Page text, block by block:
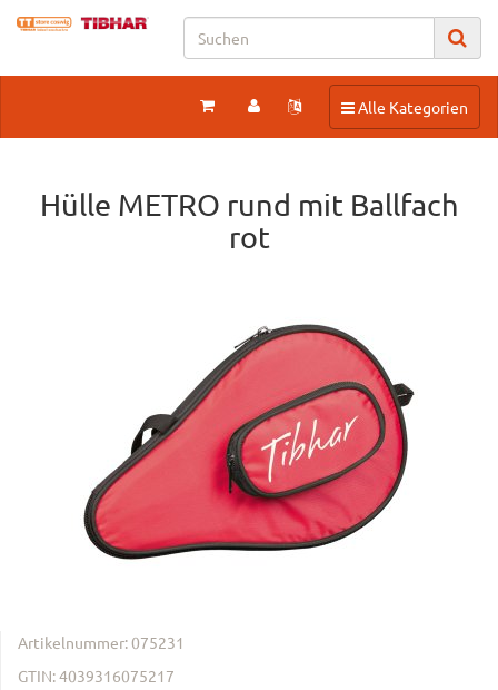
Toggle navigation
Alle Kategorien
Hülle METRO rund mit Ballfach
rot
Artikelnummer:075231
GTIN:4039316075217